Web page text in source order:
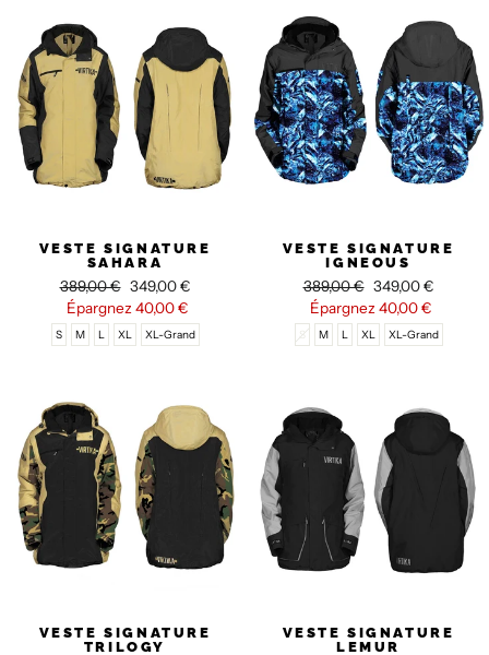
VESTE SIGNATURE
SAHARA
Prix
régulier
389,00 € Prix
réduit
349,00 €
Épargnez 40,00 €
S M L XL XL-Grand
VESTE SIGNATURE
IGNEOUS
Prix
régulier
389,00 € Prix
réduit
349,00 €
Épargnez 40,00 €
S M L XL XL-Grand
VESTE SIGNATURE
TRILOGY
VESTE SIGNATURE
LEMUR